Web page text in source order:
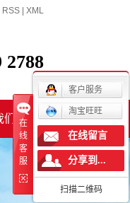
RSS XML
2788
在
线
客
服
客户服务
淘宝旺旺
在线留言
分享到...
扫描二维码